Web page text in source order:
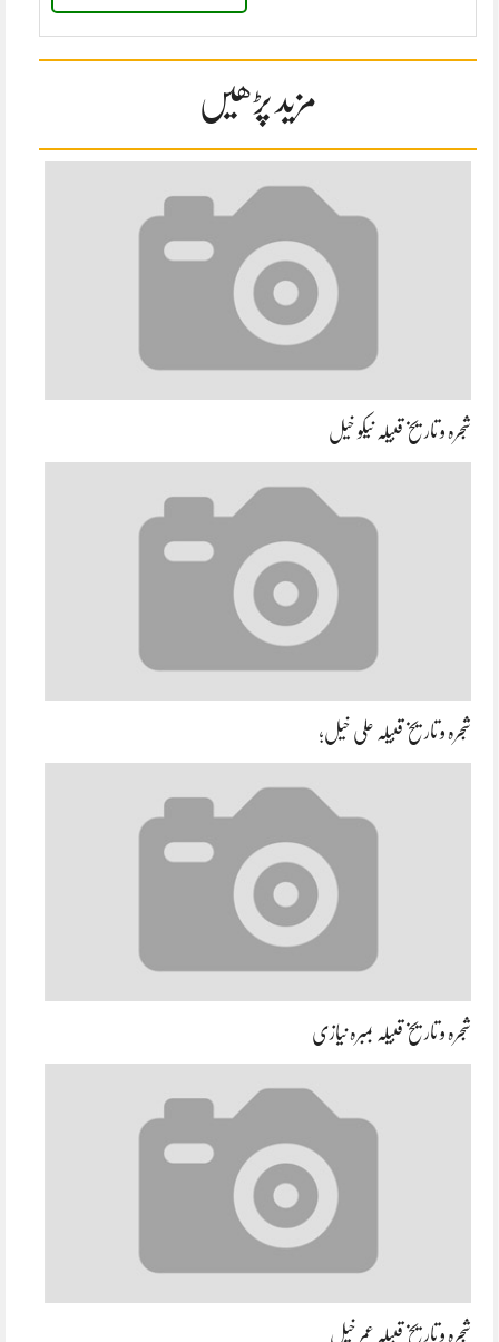
مزید پڑھیں
شجرہ و تاریخ قبیلہ نیکو خیل
شجرہ و تاریخ قبیلہ علی خیل؛
شجرہ و تاریخ قبیلہ بمبرہ نیازی
شجرہ و تاریخ قبیلہ عمر خیل